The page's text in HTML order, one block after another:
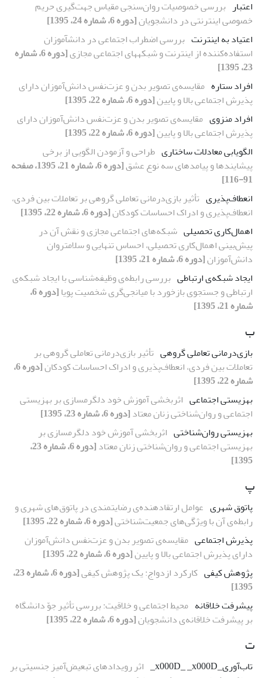
اعتبار بررسی خصوصیات روان‌سنجی مقیاس جهت‌گیری حریم
خصوصی اینترنتی در دانشجویان[دوره 6، شماره 24، 1395]
اعتیاد به اینترنت
بررسی اضطراب اجتماعی در دانش‎آموزان
استفاده‌کننده از اینترنت و شبکه‎های اجتماعی مجازی
[دوره 6، شماره
23، 1395]
افراد ستاره مقایسه‌ی تصویر بدن و عزت‌نفس دانش‌آموزان دارای
پذیرش اجتماعی بالا و پایین[دوره 6، شماره 22، 1395]
افراد منزوی مقایسه‌ی تصویر بدن و عزت‌نفس دانش‌آموزان دارای
پذیرش اجتماعی بالا و پایین[دوره 6، شماره 22، 1395]
الگویابی معادلات ساختاری طراحی و آزمودن الگویی از برخی
پیشایندها و پیامدهای سه نوع عشق
[دوره 6، شماره 21، 1395، صفحه
91-116]
انعطاف‌پذیری تأثیر بازی‌درمانی تعاملی گروهی بر تعاملات بین فردی،
انعطاف‌پذیری و ادراک احساسات کودکان[دوره 6، شماره 22، 1395]
اهمال‌کاری تحصیلی شبکه‌های اجتماعی مجازی و نقش آن در
پیش‌بینی اهمال‌کاری تحصیلی، احساس تنهایی و سلامت‏روان
دانش‌آموزان[دوره 6، شماره 21، 1395]
ایجاد شبکه‌ی ارتباطی بررسی رابطه‌ی وظیفه‌شناسی با ایجاد شبکه‌ی
ارتباطی و جستجوی بازخورد با میانجی‌گری شخصیت پویا
[دوره 6،
شماره 21، 1395]
ب
بازی‌درمانی تعاملی گروهی تأثیر بازی‌درمانی تعاملی گروهی بر
تعاملات بین فردی، انعطاف‌پذیری و ادراک احساسات کودکان
[دوره 6،
شماره 22، 1395]
بهزیستی اجتماعی اثربخشی آموزش خود دلگرم‏سازی بر بهزیستی
اجتماعی و روان‌شناختی زنان معتاد[دوره 6، شماره 23، 1395]
بهزیستی روان‌شناختی اثربخشی آموزش خود دلگرم‏سازی بر
بهزیستی اجتماعی و روان‌شناختی زنان معتاد
[دوره 6، شماره 23،
1395]
پ
پاتوق شهری عوامل ارتقادهنده‌ی رضایتمندی در پاتوق‌های شهری و
رابطه‌ی آن با ویژگی‌های جمعیت‌شناختی[دوره 6، شماره 22، 1395]
پذیرش اجتماعی مقایسه‌ی تصویر بدن و عزت‌نفس دانش‌آموزان
دارای پذیرش اجتماعی بالا و پایین[دوره 6، شماره 22، 1395]
پژوهش کیفی کارکرد ازدواج: یک پژوهش کیفی
[دوره 6، شماره 23،
1395]
پیشرفت خلاقانه محیط اجتماعی و خلاقیت: بررسی تأثیر جوّ دانشگاه
بر پیشرفت خلاقانه‌ی دانشجویان[دوره 6، شماره 22، 1395]
ت
تاب‌آوری_x000D_ _x000D_
اثر رویدادهای تبعیض‌آمیز جنسیتی بر